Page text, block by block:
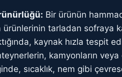
Bir ürünün
tarladan sofraya
kaynak hızla tespit
kamyonların
sıcaklık, nem gibi